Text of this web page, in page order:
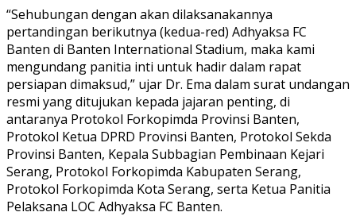
“Sehubungan dengan akan dilaksanakannya
pertandingan berikutnya (kedua-red) Adhyaksa FC
Banten di Banten International Stadium, maka kami
mengundang panitia inti untuk hadir dalam rapat
persiapan dimaksud,” ujar Dr. Ema dalam surat undangan
resmi yang ditujukan kepada jajaran penting, di
antaranya Protokol Forkopimda Provinsi Banten,
Protokol Ketua DPRD Provinsi Banten, Protokol Sekda
Provinsi Banten, Kepala Subbagian Pembinaan Kejari
Serang, Protokol Forkopimda Kabupaten Serang,
Protokol Forkopimda Kota Serang, serta Ketua Panitia
Pelaksana LOC Adhyaksa FC Banten.